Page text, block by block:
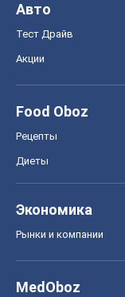
Авто
Тест Драйв
Акции
Food Oboz
Рецепты
Диеты
Экономика
Рынки и компании
MedOboz